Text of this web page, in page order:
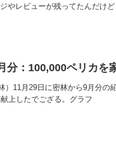
やレビューが残ってたんだけ
分：100,000ペリカを
）11月29日に密林から9月分の
上したでござる。グラフ